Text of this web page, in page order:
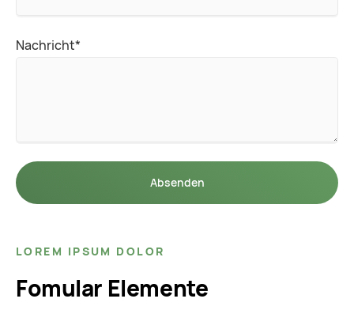
Pflichtfeld
Nachricht*
Absenden
LOREM IPSUM DOLOR
Fomular Elemente